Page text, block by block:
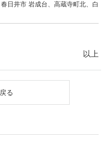
春日井市 岩成台、高蔵寺町北、白
以上
る